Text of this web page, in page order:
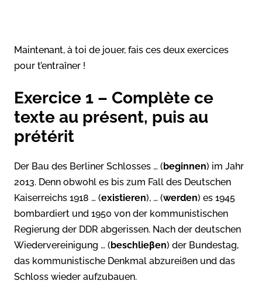
Maintenant, à toi de jouer, fais ces deux exercices
pour t’entraîner !
Exercice 1 – Complète ce
texte au présent, puis au
prétérit
Der Bau des Berliner Schlosses … (beginnen) im Jahr
2013. Denn obwohl es bis zum Fall des Deutschen
Kaiserreichs 1918 … (existieren), … (werden) es 1945
bombardiert und 1950 von der kommunistischen
Regierung der DDR abgerissen. Nach der deutschen
Wiedervereinigung … (beschlieβen) der Bundestag,
das kommunistische Denkmal abzureißen und das
Schloss wieder aufzubauen.